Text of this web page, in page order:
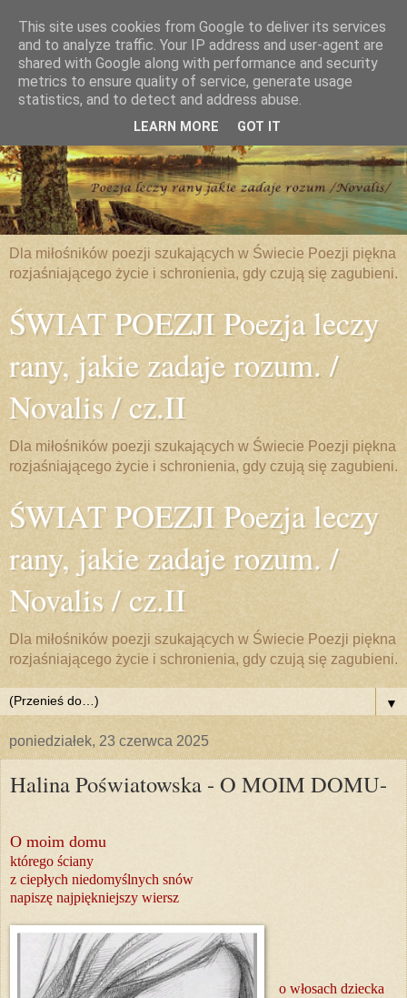
Dla miłośników poezji szukających w Świecie Poezji piękna
rozjaśniającego życie i schronienia, gdy czują się zagubieni.
ŚWIAT POEZJI Poezja leczy
rany, jakie zadaje rozum. /
Novalis / cz.II
Dla miłośników poezji szukających w Świecie Poezji piękna
rozjaśniającego życie i schronienia, gdy czują się zagubieni.
ŚWIAT POEZJI Poezja leczy
rany, jakie zadaje rozum. /
Novalis / cz.II
Dla miłośników poezji szukających w Świecie Poezji piękna
rozjaśniającego życie i schronienia, gdy czują się zagubieni.
▼
poniedziałek, 23 czerwca 2025
Halina Poświatowska - O MOIM DOMU-
O moim domu
którego ściany
z ciepłych niedomyślnych snów
napiszę najpiękniejszy wiersz
o włosach dziecka
This site uses cookies from Google to deliver its services
and to analyze traffic. Your IP address and user-agent are
shared with Google along with performance and security
metrics to ensure quality of service, generate usage
statistics, and to detect and address abuse.
LEARN MORE GOT IT